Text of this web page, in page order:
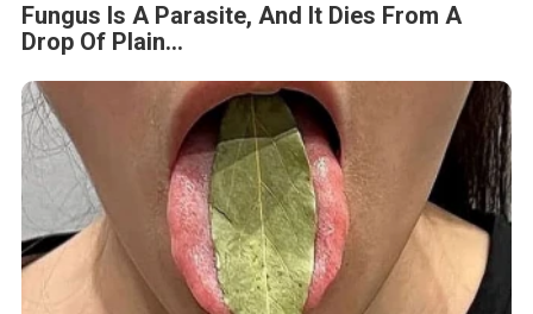
Fungus Is A Parasite, And It Dies From A
Drop Of Plain...